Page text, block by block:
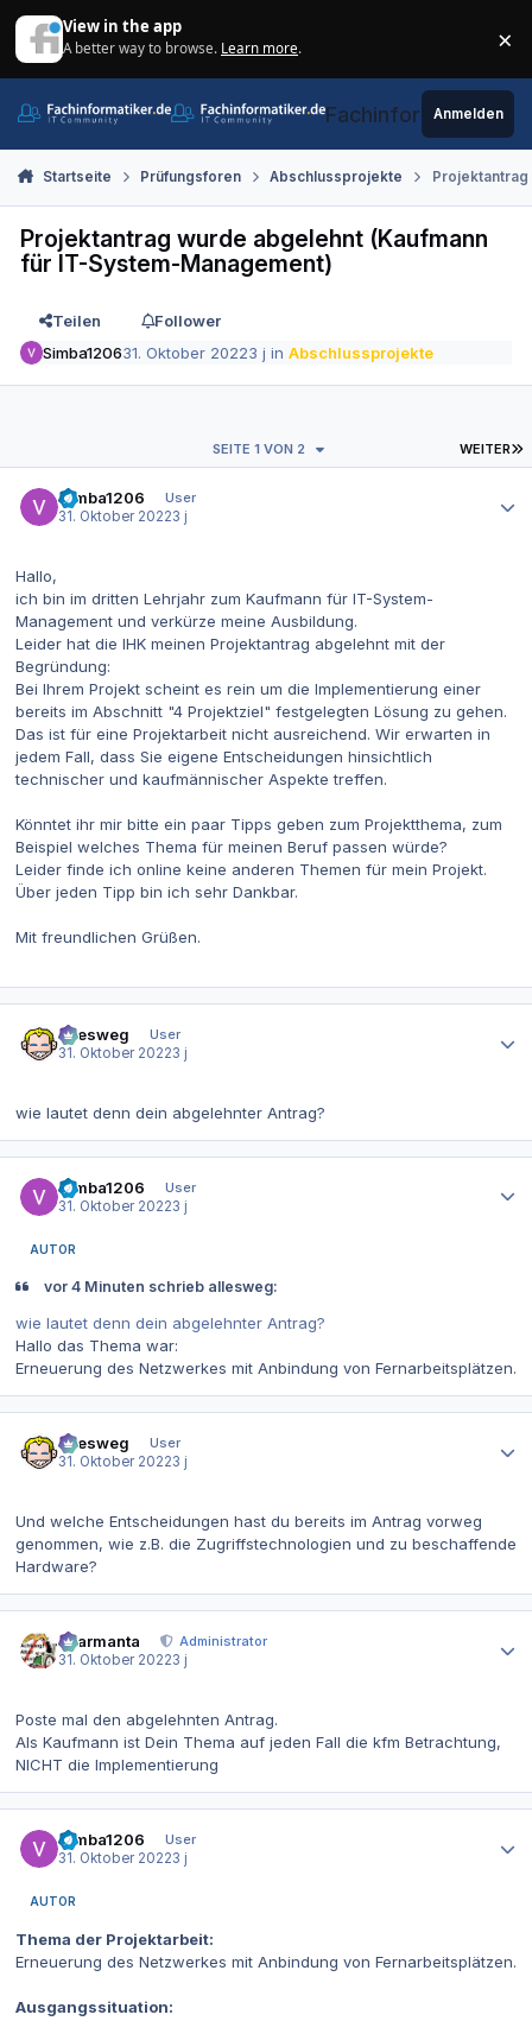
View in the app
A better way to browse. Learn more. ×
Fachinformatiker.de
Anmelden
Startseite Prüfungsforen Abschlussprojekte
Projektantrag wurde abgelehnt (Kaufmann
für IT-System-Management)
Teilen
Follower
Simba120631. Oktober 20223 j inAbschlussprojekte
WEITER
SEITE 1 VON 2
Simba1206
User
31. Oktober 20223 j
Hallo,
ich bin im dritten Lehrjahr zum Kaufmann für IT-System-
Management und verkürze meine Ausbildung.
Leider hat die IHK meinen Projektantrag abgelehnt mit der
Begründung:
Bei Ihrem Projekt scheint es rein um die Implementierung einer
bereits im Abschnitt "4 Projektziel" festgelegten Lösung zu gehen.
Das ist für eine Projektarbeit nicht ausreichend. Wir erwarten in
jedem Fall, dass Sie eigene Entscheidungen hinsichtlich
technischer und kaufmännischer Aspekte treffen.
Könntet ihr mir bitte ein paar Tipps geben zum Projektthema, zum
Beispiel welches Thema für meinen Beruf passen würde?
Leider finde ich online keine anderen Themen für mein Projekt.
Über jeden Tipp bin ich sehr Dankbar.
Mit freundlichen Grüßen.
allesweg
User
31. Oktober 20223 j
wie lautet denn dein abgelehnter Antrag?
Simba1206
User
31. Oktober 20223 j
AUTOR
vor 4 Minuten schrieb allesweg:
wie lautet denn dein abgelehnter Antrag?
Hallo das Thema war:
Erneuerung des Netzwerkes mit Anbindung von Fernarbeitsplätzen.
allesweg
User
31. Oktober 20223 j
Und welche Entscheidungen hast du bereits im Antrag vorweg
genommen, wie z.B. die Zugriffstechnologien und zu beschaffende
Hardware?
charmanta
Administrator
31. Oktober 20223 j
Poste mal den abgelehnten Antrag.
Als Kaufmann ist Dein Thema auf jeden Fall die kfm Betrachtung,
NICHT die Implementierung
Simba1206
User
31. Oktober 20223 j
AUTOR
Thema der Projektarbeit:
Erneuerung des Netzwerkes mit Anbindung von Fernarbeitsplätzen.
Ausgangssituation: